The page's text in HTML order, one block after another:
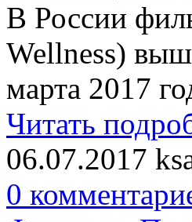
В России
Wellness)
марта 2017
Читать
06.07.2017
0